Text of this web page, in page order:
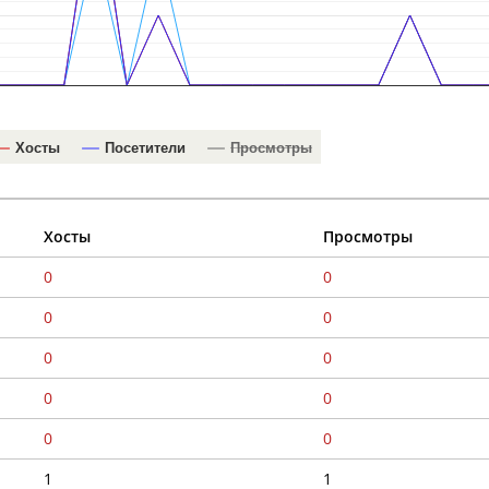
Хосты Посетители Просмотры
Хосты
Просмотры
0
0
0
0
0
0
0
0
0
0
1
1